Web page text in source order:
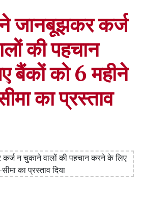
जानबूझकर कर्ज
की पहचान
बैंकों को 6 महीने
का प्रस्ताव